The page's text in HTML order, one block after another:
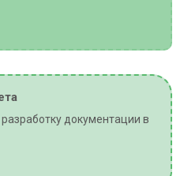
уборку площадки
отходов, собирают и
и
ограждение и
документации в